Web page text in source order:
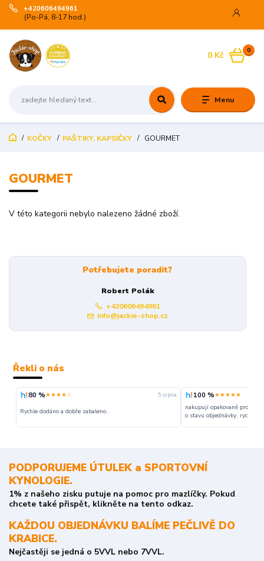
Menu
+420606494961
(Po-Pá, 8-17 hod.)
0
0 Kč
KOČKY PAŠTIKY, KAPSIČKY GOURMET
GOURMET
V této kategorii nebylo nalezeno žádné zboží.
Potřebujete poradit?
Robert Polák
+420606494961
info@jackie-shop.cz
Řekli o nás
80 %★★★★☆ 5. srpna
Rychle dodáno a dobře zabaleno.
100 %★★★★★
nakupuji opakovaně pro
o stavu objednávky, rychlost
PODPORUJEME ÚTULEK a SPORTOVNÍ
KYNOLOGIE.
1% z našeho zisku putuje na pomoc pro mazlíčky. Pokud
chcete také přispět, klikněte na tento odkaz.
KAŽDOU OBJEDNÁVKU BALÍME PEČLIVĚ DO
KRABICE.
Nejčastěji se jedná o 5VVL nebo 7VVL.